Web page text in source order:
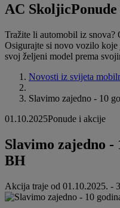
AC Skoljic
Tražite li automobil iz snova?
Osigurajte si novo vozilo
svoj željeni model prema
Novosti iz svijeta
Slavimo zajedno - 10
01.10.2025Ponude i akcije
Slavimo zajedno -
BH
Akcija traje od 01.10.2025. -